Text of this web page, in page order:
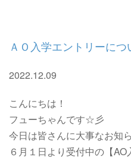
ＡＯ入学エントリーにつ
2022.12.09
こんにちは！
フューちゃんです☆彡
今日は皆さんに大事なお知
６月１日より受付中の【AO